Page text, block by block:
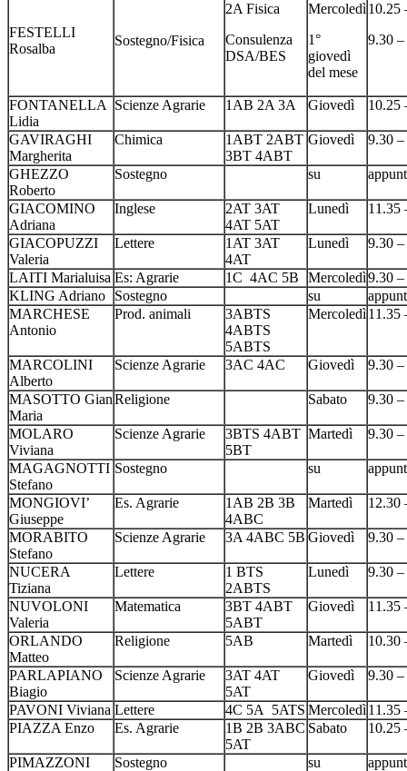
FESTELLI
Rosalba
Sostegno/Fisica
2A Fisica
Consulenza
DSA/BES
Mercoledì
1°
giovedì
del mese
10.25
9.30
FONTANELLA
Lidia
Scienze Agrarie 1AB 2A 3A Giovedì 10.25
GAVIRAGHI
Margherita
Chimica
1ABT 2ABT
3BT 4ABT
Giovedì 9.30
GHEZZO
Roberto
Sostegno su
GIACOMINO
Adriana
Inglese
2AT 3AT
4AT 5AT
Lunedì 11.35
GIACOPUZZI
Valeria
Lettere
1AT 3AT
4AT
Lunedì 9.30
LAITI Marialuisa Es: Agrarie 1C 4AC 5B Mercoledì9.30
KLING Adriano
Sostegno su
MARCHESE
Antonio
Prod. animali
3ABTS
4ABTS
5ABTS
Mercoledì11.35
MARCOLINI
Alberto
Scienze Agrarie 3AC 4AC Giovedì 9.30
MASOTTO Gian
Maria
Religione Sabato 9.30
MOLARO
Viviana
Scienze Agrarie
3BTS 4ABT
5BT
Martedì 9.30
MAGAGNOTTI
Stefano
Sostegno su
MONGIOVI’
Giuseppe
Es. Agrarie
1AB 2B 3B
4ABC
Martedì 12.30
MORABITO
Stefano
Scienze Agrarie 3A 4ABC 5B Giovedì 9.30
NUCERA
Tiziana
Lettere
1 BTS
2ABTS
Lunedì 9.30
NUVOLONI
Valeria
Matematica
3BT 4ABT
5ABT
Giovedì 11.35
ORLANDO
Matteo
Religione 5AB Martedì 10.30
PARLAPIANO
Biagio
Scienze Agrarie
3AT 4AT
5AT
Giovedì 9.30
PAVONI Viviana Lettere 4C 5A 5ATS Mercoledì11.35
PIAZZA Enzo
Es. Agrarie
1B 2B 3ABC
5AT
Sabato 10.25
PIMAZZONI Sostegno su